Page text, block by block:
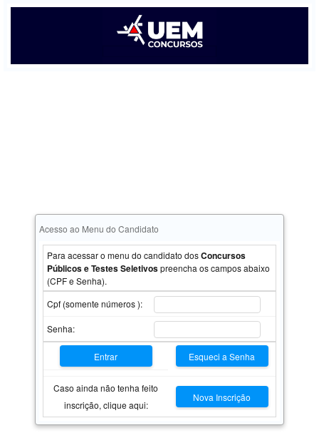
Acesso ao Menu do Candidato
Para acessar o menu do candidato dosConcursos
Públicos e Testes Seletivospreencha os campos abaixo
(CPF e Senha).
Cpf (somente números ):
Senha:
Entrar Esqueci a Senha
Caso ainda não tenha feito
inscrição, clique aqui:
Nova Inscrição